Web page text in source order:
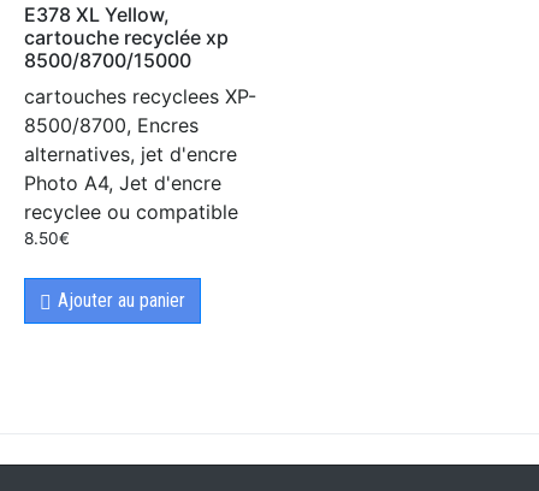
E378 XL Yellow,
cartouche recyclée xp
8500/8700/15000
cartouches recyclees XP-
8500/8700, Encres
alternatives, jet d'encre
Photo A4, Jet d'encre
recyclee ou compatible
8.50€
Ajouter au panier